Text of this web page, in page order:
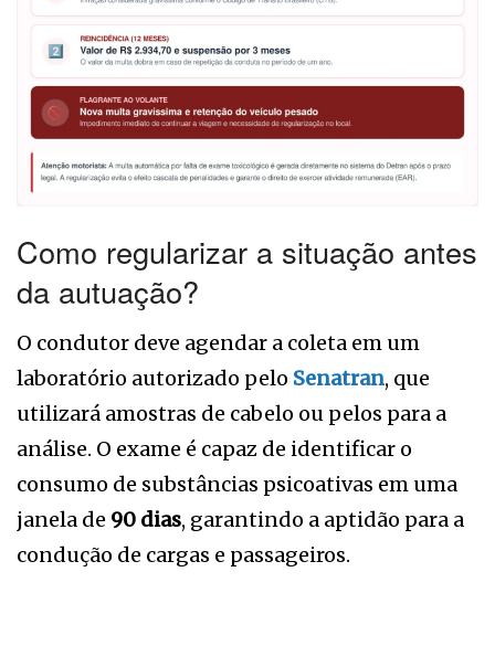
Como regularizar a situação antes
da autuação?
O condutor deve agendar a coleta em um
laboratório autorizado pelo Senatran, que
utilizará amostras de cabelo ou pelos para a
análise. O exame é capaz de identificar o
consumo de substâncias psicoativas em uma
janela de 90 dias, garantindo a aptidão para a
condução de cargas e passageiros.